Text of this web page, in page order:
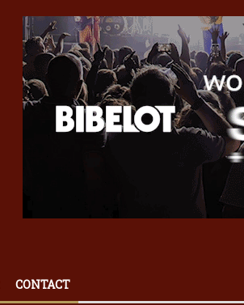
CONTACT